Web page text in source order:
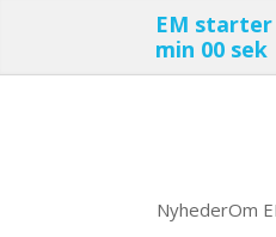
EM
min 00 sek
NyhederOm